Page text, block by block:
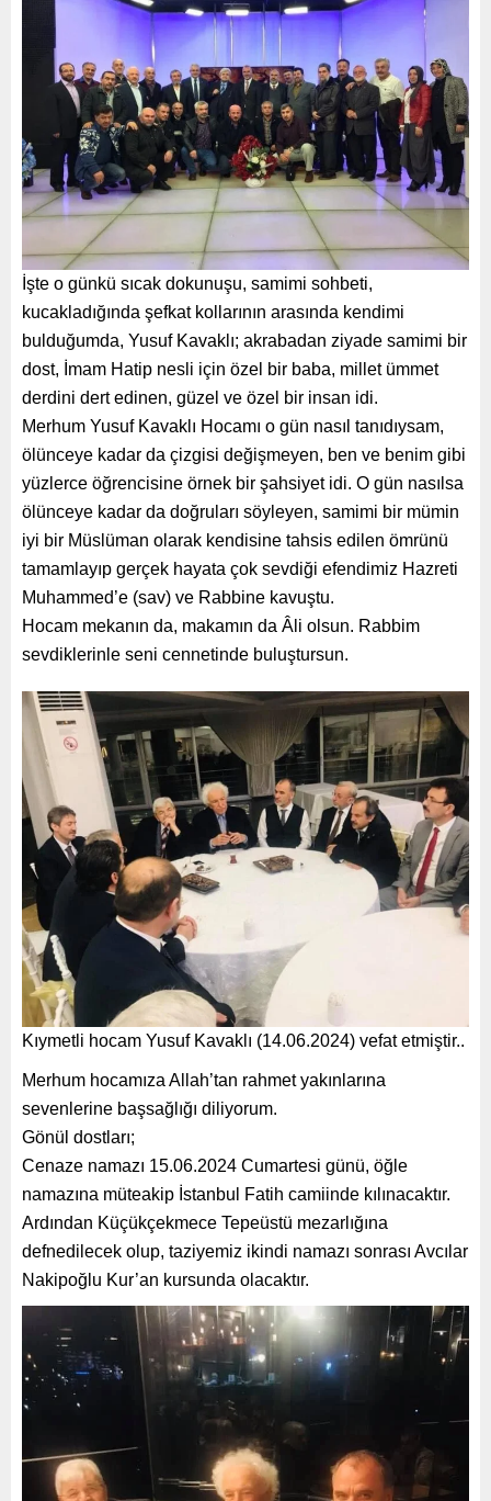
İşte o günkü sıcak dokunuşu, samimi sohbeti,
kucakladığında şefkat kollarının arasında kendimi
bulduğumda, Yusuf Kavaklı; akrabadan ziyade samimi bir
dost, İmam Hatip nesli için özel bir baba, millet ümmet
derdini dert edinen, güzel ve özel bir insan idi.
Merhum Yusuf Kavaklı Hocamı o gün nasıl tanıdıysam,
ölünceye kadar da çizgisi değişmeyen, ben ve benim gibi
yüzlerce öğrencisine örnek bir şahsiyet idi. O gün nasılsa
ölünceye kadar da doğruları söyleyen, samimi bir mümin
iyi bir Müslüman olarak kendisine tahsis edilen ömrünü
tamamlayıp gerçek hayata çok sevdiği efendimiz Hazreti
Muhammed’e (sav) ve Rabbine kavuştu.
Hocam mekanın da, makamın da Âli olsun. Rabbim
sevdiklerinle seni cennetinde buluştursun.
Kıymetli hocam Yusuf Kavaklı (14.06.2024) vefat etmiştir..
Merhum hocamıza Allah’tan rahmet yakınlarına
sevenlerine başsağlığı diliyorum.
Gönül dostları;
Cenaze namazı 15.06.2024 Cumartesi günü, öğle
namazına müteakip İstanbul Fatih camiinde kılınacaktır.
Ardından Küçükçekmece Tepeüstü mezarlığına
defnedilecek olup, taziyemiz ikindi namazı sonrası Avcılar
Nakipoğlu Kur’an kursunda olacaktır.